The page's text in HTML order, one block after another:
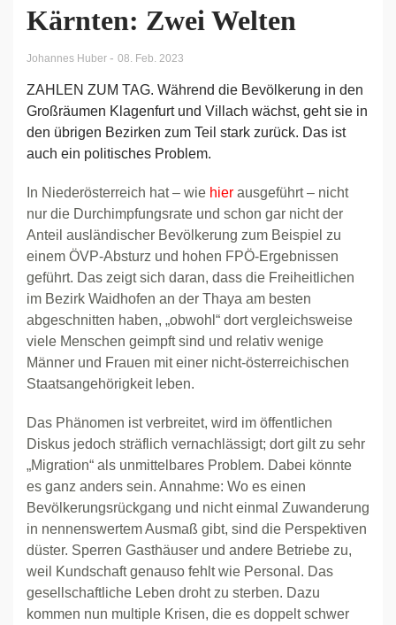
Kärnten: Zwei Welten
Johannes Huber - 08. Feb. 2023
ZAHLEN ZUM TAG. Während die Bevölkerung in den
Großräumen Klagenfurt und Villach wächst, geht sie in
den übrigen Bezirken zum Teil stark zurück. Das ist
auch ein politisches Problem.
In Niederösterreich hat – wie hier ausgeführt – nicht
nur die Durchimpfungsrate und schon gar nicht der
Anteil ausländischer Bevölkerung zum Beispiel zu
einem ÖVP-Absturz und hohen FPÖ-Ergebnissen
geführt. Das zeigt sich daran, dass die Freiheitlichen
im Bezirk Waidhofen an der Thaya am besten
abgeschnitten haben, „obwohl“ dort vergleichsweise
viele Menschen geimpft sind und relativ wenige
Männer und Frauen mit einer nicht-österreichischen
Staatsangehörigkeit leben.
Das Phänomen ist verbreitet, wird im öffentlichen
Diskus jedoch sträflich vernachlässigt; dort gilt zu sehr
„Migration“ als unmittelbares Problem. Dabei könnte
es ganz anders sein. Annahme: Wo es einen
Bevölkerungsrückgang und nicht einmal Zuwanderung
in nennenswertem Ausmaß gibt, sind die Perspektiven
düster. Sperren Gasthäuser und andere Betriebe zu,
weil Kundschaft genauso fehlt wie Personal. Das
gesellschaftliche Leben droht zu sterben. Dazu
kommen nun multiple Krisen, die es doppelt schwer